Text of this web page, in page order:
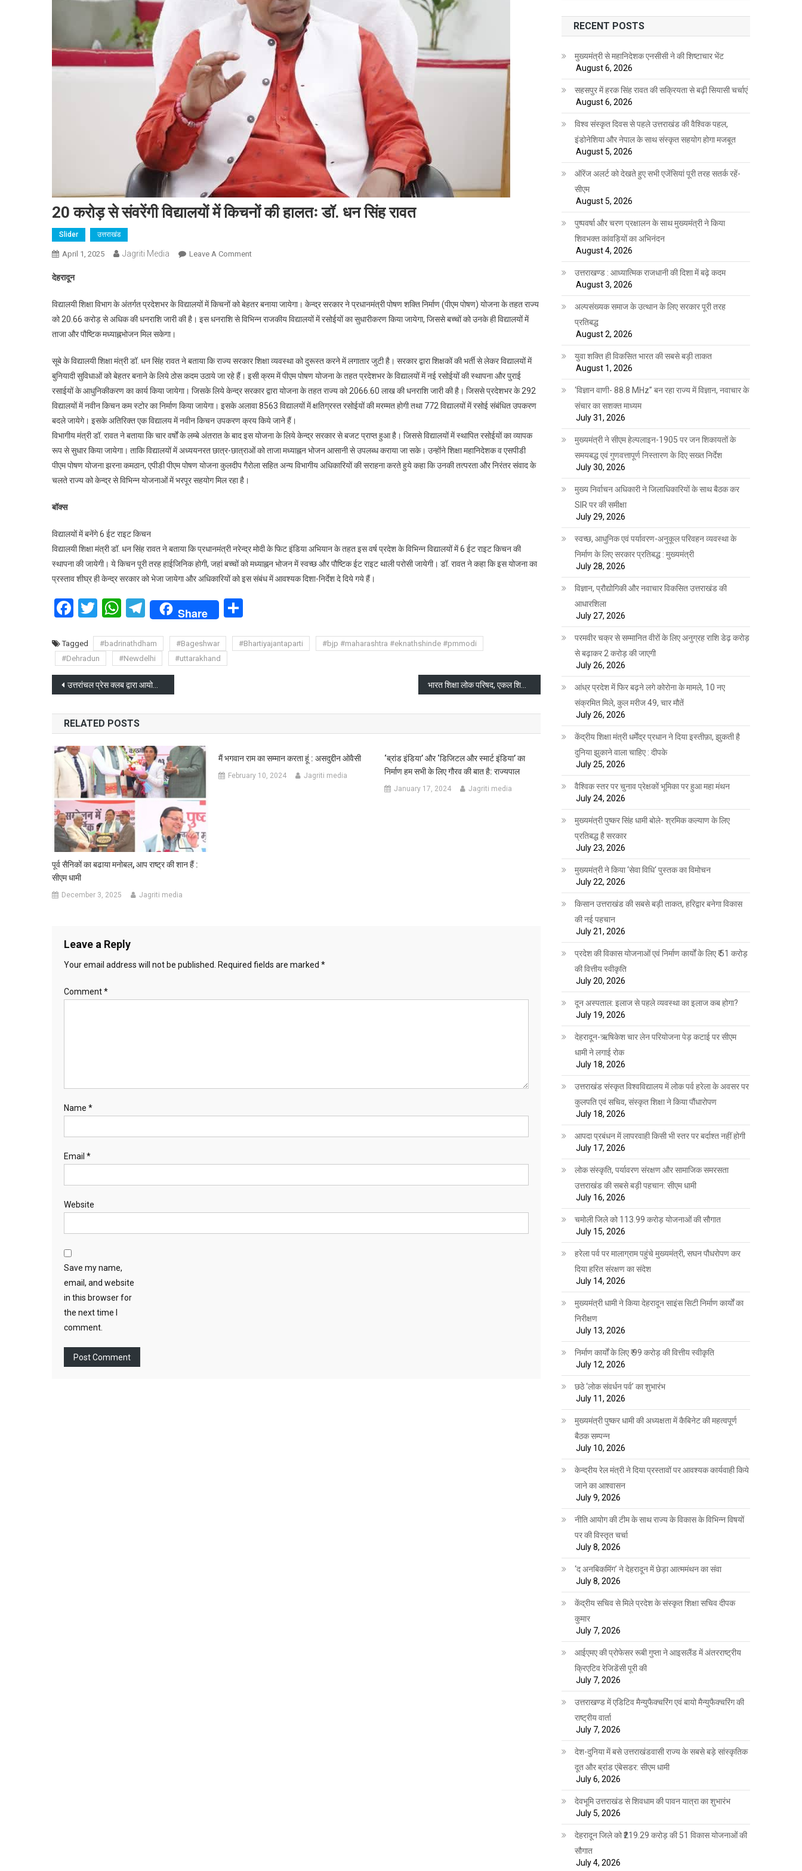
20 करोड़ से संवरेंगी विद्यालयों में किचनों की हालतः डॉ. धन सिंह रावत
Slider उत्तराखंड
April 1, 2025 Jagriti Media Leave A CommentOn
संवरेंगी
विद्यालयों
की
हालतः
डॉ.
धन
सिंह
रावत
देहरादून
विद्यालयी शिक्षा विभाग के अंतर्गत प्रदेशभर के विद्यालयों में किचनों को बेहतर बनाया जायेगा। केन्द्र सरकार ने प्रधानमंत्री पोषण शक्ति निर्माण (पीएम पोषण) योजना के तहत राज्य
को 20.66 करोड़ से अधिक की धनराशि जारी की है। इस धनराशि से विभिन्न राजकीय विद्यालयों में रसोईयों का सुधारीकरण किया जायेगा, जिससे बच्चों को उनके ही विद्यालयों में
ताजा और पौष्टिक मध्याह्नभोजन मिल सकेगा।
सूबे के विद्यालयी शिक्षा मंत्री डॉ. धन सिंह रावत ने बताया कि राज्य सरकार शिक्षा व्यवस्था को दुरूस्त करने में लगातार जुटी है। सरकार द्वारा शिक्षकों की भर्ती से लेकर विद्यालयों में
बुनियादी सुविधाओं को बेहतर बनाने के लिये ठोस कदम उठाये जा रहे हैं। इसी क्रम में पीएम पोषण योजना के तहत प्रदेशभर के विद्यालयों में नई रसोईयों की स्थापना और पुराई
रसाईयों के आधुनिकीकरण का कार्य किया जायेगा। जिसके लिये केन्द्र सरकार द्वारा योजना के तहत राज्य को 2066.60 लाख की धनराशि जारी की है। जिससे प्रदेशभर के 292
विद्यालयों में नवीन किचन कम स्टोर का निर्माण किया जायेगा। इसके अलावा 8563 विद्यालयों में क्षतिग्रस्त रसोईयों की मरम्मत होगी तथा 772 विद्यालयों में रसोई संबंधित उपकरण
बदले जायेगे। इसके अतिरिक्त एक विद्यालय में नवीन किचन उपकरण क्रय किये जाने हैं।
विभागीय मंत्री डॉ. रावत ने बताया कि चार वर्षों के लम्बे अंतरात के बाद इस योजना के लिये केन्द्र सरकार से बजट प्राप्त हुआ है। जिससे विद्यालयों में स्थापित रसोईयों का व्यापक
रूप से सुधार किया जायेगा। ताकि विद्यालयों में अध्ययनरत छात्र-छात्राओं को ताजा मध्याह्नन भोजन आसानी से उपलब्ध कराया जा सके। उन्होंने शिक्षा महानिदेशक व एसपीडी
पीएम पोषण योजना झरना कमठान, एपीडी पीएम पोषण योजना कुलदीप गैरोला सहित अन्य विभागीय अधिकारियों की सराहना करते हुये कहा कि उनकी तत्परता और निरंतर संवाद के
चलते राज्य को केन्द्र से विभिन्न योजनाओं में भरपूर सहयोग मिल रहा है।
बॉक्स
विद्यालयों में बनेंगे 6 ईट राइट किचन
विद्यालयी शिक्षा मंत्री डॉ. धन सिंह रावत ने बताया कि प्रधानमंत्री नरेन्द्र मोदी के फिट इंडिया अभियान के तहत इस वर्ष प्रदेश के विभिन्न विद्यालयों में 6 ईट राइट किचन की
स्थापना की जायेगी। ये किचन पूरी तरह हाईजिनिक होगी, जहां बच्चों को मध्याह्नन भोजन में स्वच्छ और पौष्टिक ईट राइट थाली परोसी जायेगी। डॉ. रावत ने कहा कि इस योजना का
प्रस्ताव शीघ्र ही केन्द्र सरकार को भेजा जायेगा और अधिकारियों को इस संबंध में आवश्यक दिशा-निर्देश दे दिये गये हैं।
Facebook
Twitter
WhatsApp
Telegram
Share
Tagged #badrinathdham #Bageshwar #Bhartiyajantaparti
#bjp #maharashtra #eknathshinde #pmmodi
#Dehradun
#Newdelhi #uttarakhand
Post
navigation
उत्तरांचल प्रेस क्लब द्वारा आयोजित इंटर क्रिकेट टूर्नामेंट का शुभारंभ
RELATED POSTS
पूर्व सैनिकों का बढाया मनोबल, आप राष्ट्र की शान हैं :
सीएम धामी
December 3, 2025 Jagriti media
मैं भगवान राम का सम्मान करता हूं : असदुद्दीन ओवैसी
February 10, 2024 Jagriti media
‘ब्रांड इंडिया’ और ‘डिजिटल और स्मार्ट इंडिया’ का
निर्माण हम सभी के लिए गौरव की बात है: राज्यपाल
January 17, 2024 Jagriti media
Leave a Reply
Your email address will not be published. Required fields are marked *
Comment*
Name *
Email *
Website
Save my name,
email, and website
in this browser for
the next time I
comment.
RECENT POSTS
मुख्यमंत्री से महानिदेशक एनसीसी ने की शिष्टाचार भेंट
August 6, 2026
सहसपुर में हरक सिंह रावत की सक्रियता से बढ़ी सियासी चर्चाएं
August 6, 2026
विश्व संस्कृत दिवस से पहले उत्तराखंड की वैश्विक पहल,
इंडोनेशिया और नेपाल के साथ संस्कृत सहयोग होगा मजबूत
August 5, 2026
ऑरेंज अलर्ट को देखते हुए सभी एजेंसियां पूरी तरह सतर्क रहें-
सीएम
August 5, 2026
पुष्पवर्षा और चरण प्रक्षालन के साथ मुख्यमंत्री ने किया
शिवभक्त कांवड़ियों का अभिनंदन
August 4, 2026
उत्तराखण्ड : आध्यात्मिक राजधानी की दिशा में बढ़े कदम
August 3, 2026
अल्पसंख्यक समाज के उत्थान के लिए सरकार पूरी तरह
प्रतिबद्ध
August 2, 2026
युवा शक्ति ही विकसित भारत की सबसे बड़ी ताकत
August 1, 2026
‘विज्ञान वाणी- 88.8 MHz” बन रहा राज्य में विज्ञान, नवाचार के
संचार का सशक्त माध्यम
July 31, 2026
मुख्यमंत्री ने सीएम हेल्पलाइन-1905 पर जन शिकायतों के
समयबद्ध एवं गुणवत्तापूर्ण निस्तारण के दिए सख्त निर्देश
July 30, 2026
मुख्य निर्वाचन अधिकारी ने जिलाधिकारियों के साथ बैठक कर
SIR पर की समीक्षा
July 29, 2026
स्वच्छ, आधुनिक एवं पर्यावरण-अनुकूल परिवहन व्यवस्था के
निर्माण के लिए सरकार प्रतिबद्ध : मुख्यमंत्री
July 28, 2026
विज्ञान, प्रौद्योगिकी और नवाचार विकसित उत्तराखंड की
आधारशिला
July 27, 2026
परमवीर चक्र से सम्मानित वीरों के लिए अनुग्रह राशि डेढ़ करोड़
से बढ़ाकर 2 करोड़ की जाएगी
July 26, 2026
आंध्र प्रदेश में फिर बढ़ने लगे कोरोना के मामले, 10 नए
संक्रमित मिले, कुल मरीज 49, चार मौतें
July 26, 2026
केंद्रीय शिक्षा मंत्री धर्मेंद्र प्रधान ने दिया इस्तीफ़ा, झुकती है
दुनिया झुकाने वाला चाहिए : दीपके
July 25, 2026
वैश्विक स्तर पर चुनाव प्रेक्षकों भूमिका पर हुआ महा मंथन
July 24, 2026
मुख्यमंत्री पुष्कर सिंह धामी बोले- श्रमिक कल्याण के लिए
प्रतिबद्ध है सरकार
July 23, 2026
मुख्यमंत्री ने किया ‘सेवा विधि‘ पुस्तक का विमोचन
July 22, 2026
किसान उत्तराखंड की सबसे बड़ी ताकत, हरिद्वार बनेगा विकास
की नई पहचान
July 21, 2026
प्रदेश की विकास योजनाओं एवं निर्माण कार्यों के लिए ₹ 51 करोड़
की वित्तीय स्वीकृति
July 20, 2026
दून अस्पताल: इलाज से पहले व्यवस्था का इलाज कब होगा?
July 19, 2026
देहरादून-ऋषिकेश चार लेन परियोजना पेड़ कटाई पर सीएम
धामी ने लगाई रोक
July 18, 2026
उत्तराखंड संस्कृत विश्वविद्यालय में लोक पर्व हरेला के अवसर पर
कुलपति एवं सचिव, संस्कृत शिक्षा ने किया पौंधारोपण
July 18, 2026
आपदा प्रबंधन में लापरवाही किसी भी स्तर पर बर्दाश्त नहीं होगी
July 17, 2026
लोक संस्कृति, पर्यावरण संरक्षण और सामाजिक समरसता
उत्तराखंड की सबसे बड़ी पहचान: सीएम धामी
July 16, 2026
चमोली जिले को 113.99 करोड़ योजनाओं की सौगात
July 15, 2026
हरेला पर्व पर मालाग्राम पहुंचे मुख्यमंत्री, सघन पौधरोपण कर
दिया हरित संरक्षण का संदेश
July 14, 2026
मुख्यमंत्री धामी ने किया देहरादून साइंस सिटी निर्माण कार्यों का
निरीक्षण
July 13, 2026
निर्माण कार्यों के लिए ₹ 99 करोड़ की वित्तीय स्वीकृति
July 12, 2026
छठे ‘लोक संवर्धन पर्व’ का शुभारंभ
July 11, 2026
मुख्यमंत्री पुष्कर धामी की अध्यक्षता में कैबिनेट की महत्वपूर्ण
बैठक सम्पन्न
July 10, 2026
केन्द्रीय रेल मंत्री ने दिया प्रस्तावों पर आवश्यक कार्यवाही किये
जाने का आश्वासन
July 9, 2026
नीति आयोग की टीम के साथ राज्य के विकास के विभिन्न विषयों
पर की विस्तृत चर्चा
July 8, 2026
‘द अनबिकमिंग’ ने देहरादून में छेड़ा आत्ममंथन का संवा
July 8, 2026
केंद्रीय सचिव से मिले प्रदेश के संस्कृत शिक्षा सचिव दीपक
कुमार
July 7, 2026
आईएमए की प्रोफेसर रूबी गुप्ता ने आइसलैंड में अंतरराष्ट्रीय
क्रिएटिव रेजिडेंसी पूरी की
July 7, 2026
उत्तराखण्ड में एडिटिव मैन्युफैक्चरिंग एवं बायो मैन्युफैक्चरिंग की
राष्ट्रीय वार्ता
July 7, 2026
देश-दुनिया में बसे उत्तराखंडवासी राज्य के सबसे बड़े सांस्कृतिक
दूत और ब्रांड एंबेसडर: सीएम धामी
July 6, 2026
देवभूमि उत्तराखंड से शिवधाम की पावन यात्रा का शुभारंभ
July 5, 2026
देहरादून जिले को ₹219.29 करोड़ की 51 विकास योजनाओं की
सौगात
July 4, 2026